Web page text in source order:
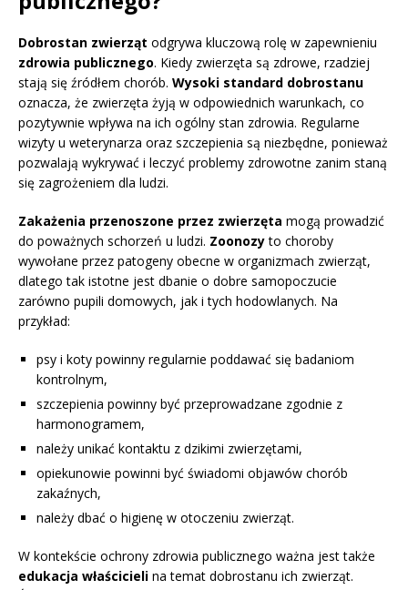
Dobrostan zwierząt odgrywa kluczową rolę w zapewnieniu
zdrowia publicznego. Kiedy zwierzęta są zdrowe, rzadziej
stają się źródłem chorób. Wysoki standard dobrostanu
oznacza, że zwierzęta żyją w odpowiednich warunkach, co
pozytywnie wpływa na ich ogólny stan zdrowia. Regularne
wizyty u weterynarza oraz szczepienia są niezbędne, ponieważ
pozwalają wykrywać i leczyć problemy zdrowotne zanim staną
się zagrożeniem dla ludzi.
Zakażenia przenoszone przez zwierzęta mogą prowadzić
do poważnych schorzeń u ludzi. Zoonozyto choroby
wywołane przez patogeny obecne w organizmach zwierząt,
dlatego tak istotne jest dbanie o dobre samopoczucie
zarówno pupili domowych, jak i tych hodowlanych. Na
przykład:
psy i koty powinny regularnie poddawać się badaniom
kontrolnym,
szczepienia powinny być przeprowadzane zgodnie z
harmonogramem,
należy unikać kontaktu z dzikimi zwierzętami,
opiekunowie powinni być świadomi objawów chorób
zakaźnych,
należy dbać o higienę w otoczeniu zwierząt.
W kontekście ochrony zdrowia publicznego ważna jest także
edukacja właścicieli na temat dobrostanu ich zwierząt.